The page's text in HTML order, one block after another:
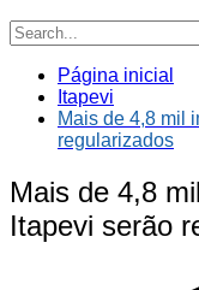
Página inicial
Itapevi
Mais de 4,8 mil
regularizados
Mais de 4,8
Itapevi serão